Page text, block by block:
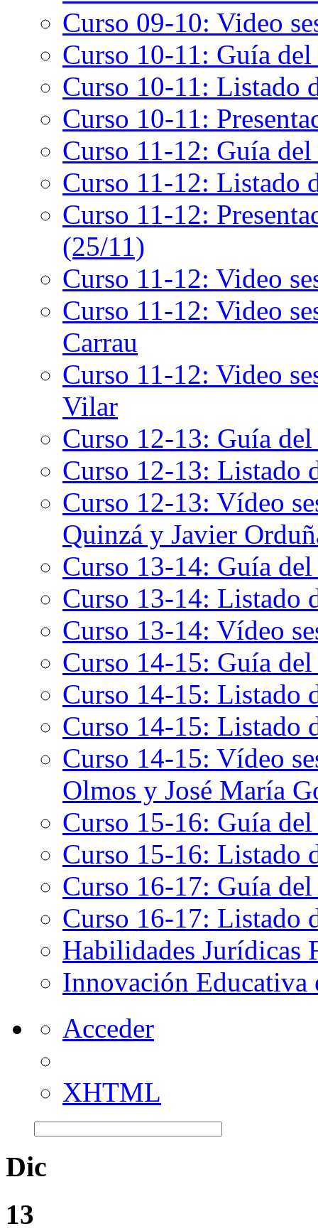
Curso 09-10: Video
Curso 10-11: Guía
Curso 10-11: Listado
Curso 10-11:
Curso 11-12: Guía
Curso 11-12: Listado
Curso 11-12:
(25/11)
Curso 11-12: Video
Curso 11-12: Video
Carrau
Curso 11-12: Video
Vilar
Curso 12-13: Guía
Curso 12-13: Listado
Curso 12-13: Vídeo
Quinzá y Javier
Curso 13-14: Guía
Curso 13-14: Listado
Curso 13-14: Vídeo
Curso 14-15: Guía
Curso 14-15: Listado
Curso 14-15: Listado
Curso 14-15: Vídeo
Olmos y José María
Curso 15-16: Guía
Curso 15-16: Listado
Curso 16-17: Guía
Curso 16-17: Listado
Habilidades Jurídicas
Innovación Educativa
Acceder
XHTML
Dic
13